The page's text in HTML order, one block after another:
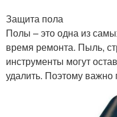
Защита пола
Полы – это одна из
время ремонта. Пыль,
инструменты могут
удалить. Поэтому